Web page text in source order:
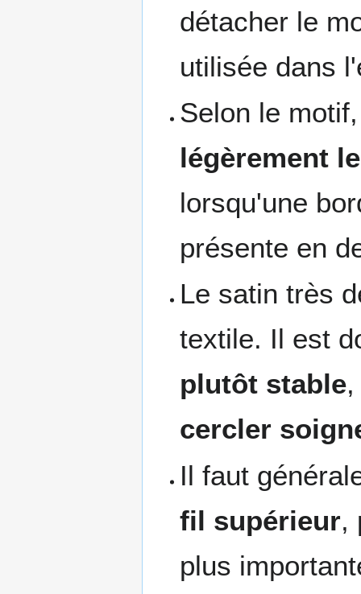
détacher le
utilisée dans
Selon le
légèrement
lorsqu'une
présente en
Le satin très
textile. Il est
plutôt stable
cercler
Il faut
fil supérieur,
plus